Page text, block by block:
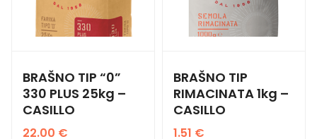
BRAŠNO TIP “0”
330 PLUS 25kg –
CASILLO
22.00 €
BRAŠNO TIP
RIMACINATA 1kg –
CASILLO
1.51 €